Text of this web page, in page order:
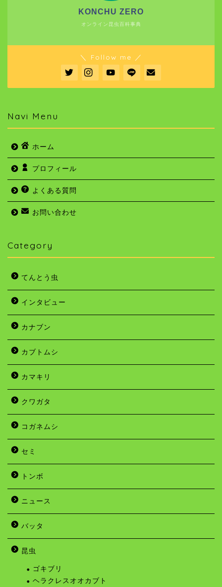
オンライン昆虫百科事典
KONCHU ZERO
＼ Follow me ／
Navi Menu
ホーム
プロフィール
よくある質問
お問い合わせ
Category
てんとう虫
インタビュー
カナブン
カブトムシ
カマキリ
クワガタ
コガネムシ
セミ
トンボ
ニュース
バッタ
昆虫
ゴキブリ
ヘラクレスオオカブト